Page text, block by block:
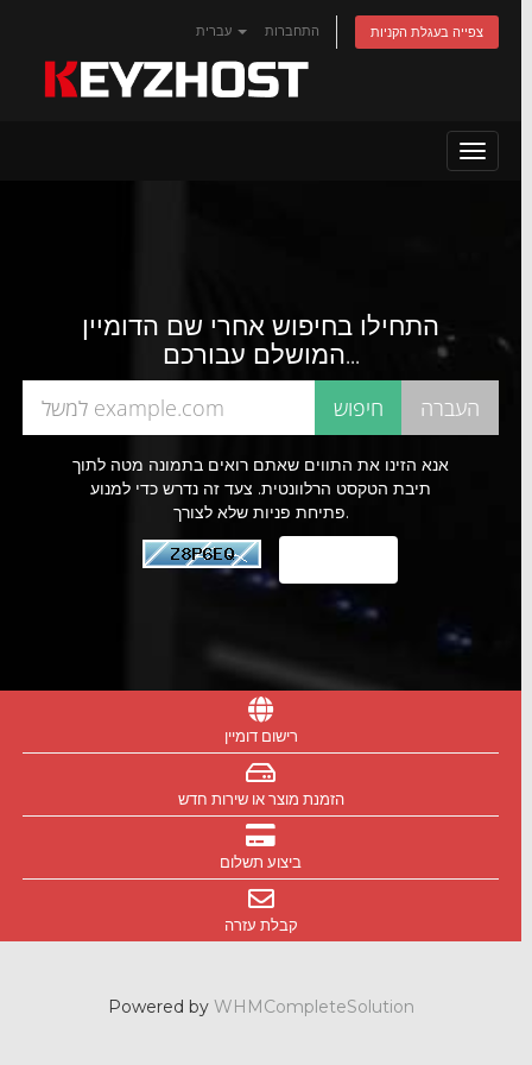
התחברות צפייה בעגלת הקניות
Toggle
התחילו בחיפוש אחרי שם הדומיין
המושלם עבורכם...
אנא הזינו את התווים שאתם רואים בתמונה מטה לתוך
תיבת הטקסט הרלוונטית. צעד זה נדרש כדי למנוע
פתיחת פניות שלא לצורך.
רישום דומיין
הזמנת מוצר או שירות חדש
ביצוע תשלום
קבלת עזרה
Powered by WHMCompleteSolution